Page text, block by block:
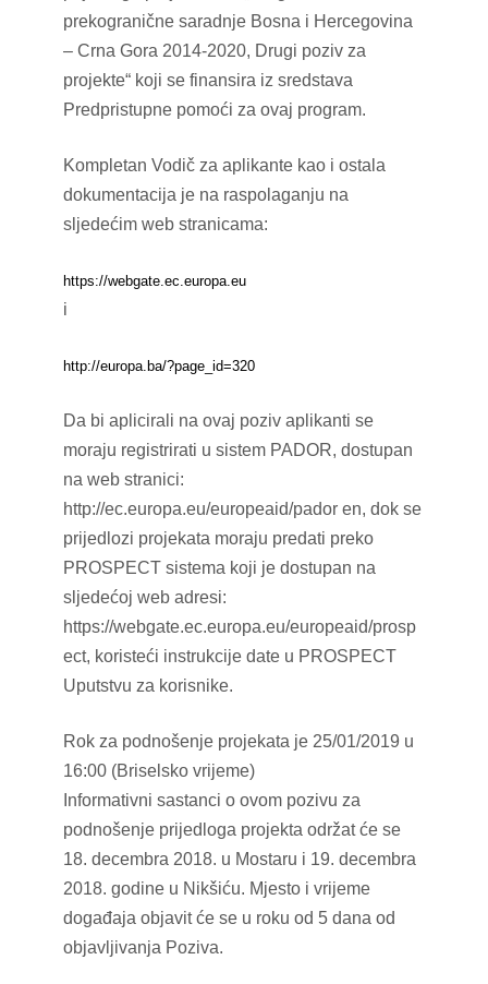
prekogranične saradnje Bosna i Hercegovina
– Crna Gora 2014-2020, Drugi poziv za
projekte“ koji se finansira iz sredstava
Predpristupne pomoći za ovaj program.
Kompletan Vodič za aplikante kao i ostala
dokumentacija je na raspolaganju na
sljedećim web stranicama:
https://webgate.ec.europa.eu
i
http://europa.ba/?page_id=320
Da bi aplicirali na ovaj poziv aplikanti se
moraju registrirati u sistem PADOR, dostupan
na web stranici:
http://ec.europa.eu/europeaid/pador en, dok se
prijedlozi projekata moraju predati preko
PROSPECT sistema koji je dostupan na
sljedećoj web adresi:
https://webgate.ec.europa.eu/europeaid/prosp
ect, koristeći instrukcije date u PROSPECT
Uputstvu za korisnike.
Rok za podnošenje projekata je 25/01/2019 u
16:00 (Briselsko vrijeme)
Informativni sastanci o ovom pozivu za
podnošenje prijedloga projekta održat će se
18. decembra 2018. u Mostaru i 19. decembra
2018. godine u Nikšiću. Mjesto i vrijeme
događaja objavit će se u roku od 5 dana od
objavljivanja Poziva.